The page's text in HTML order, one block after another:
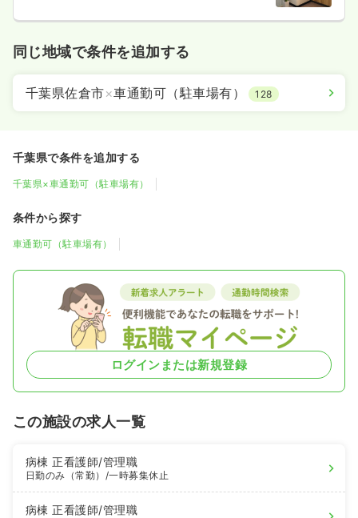
同じ地域で条件を追加する
千葉県佐倉市×車通勤可（駐車場有） 128
千葉県で条件を追加する
千葉県×車通勤可（駐車場有）
条件から探す
車通勤可（駐車場有）
ログインまたは新規登録
この施設の求人一覧
病棟正看護師/管理職
日勤のみ（常勤） /一時募集休止
病棟正看護師/管理職